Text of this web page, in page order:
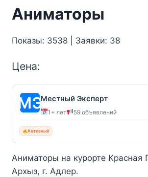
Аниматоры
Показы: 3538 | Заявки: 38
Цена:
Местный Эксперт
1+ лет 59 объявлений
Активный
Аниматоры на курорте Красная
Архыз, г. Адлер.